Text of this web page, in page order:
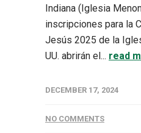
Indiana (Iglesia
inscripciones para la
Jesús 2025 de la
UU. abrirán el... read
DECEMBER 17, 2024
NO COMMENTS